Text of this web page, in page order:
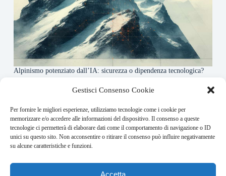
Gestisci Consenso Cookie
Per fornire le migliori esperienze, utilizziamo tecnologie come i cookie per
memorizzare e/o accedere alle informazioni del dispositivo. Il consenso a queste
tecnologie ci permetterà di elaborare dati come il comportamento di navigazione o ID
unici su questo sito. Non acconsentire o ritirare il consenso può influire negativamente
su alcune caratteristiche e funzioni.
Accetta
Alpinismo potenziato dall’IA: sicurezza o dipendenza tecnologica?
About this website
Rivistadellamontagna.it ogni giorno trova per te le principali
notizie su montagna trekking e alpinismo da tutto il mondo.
Address:
VIA USODIMARE 3 - 37138 - VERONA (VR)